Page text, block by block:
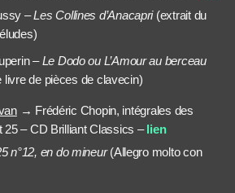
–Les Collines d’Anacapri(extrait du
–Le Dodo ou L’Amour au berceau
livre de pièces de clavecin)
→ Frédéric Chopin, intégrales des
25 – CD Brilliant Classics –lien
n°12, en do mineur(Allegro molto con